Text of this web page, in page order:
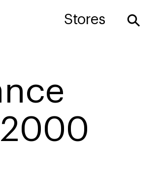
Stores ⚲
2000